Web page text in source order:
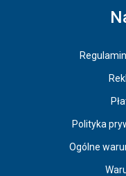
Polityka
Ogólne